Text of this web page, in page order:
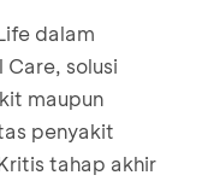
dalam
solusi
maupun
penyakit
tahap akhir